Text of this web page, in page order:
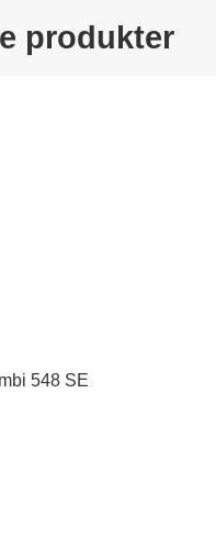
produkter
548 SE